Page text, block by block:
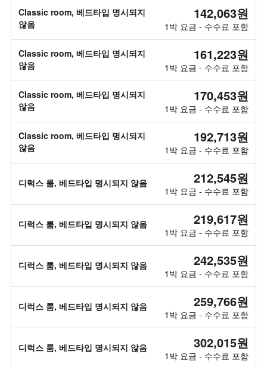
Classic room, 베드타입 명시되지
않음
142,063원
1박 요금 - 수수료 포함
Classic room, 베드타입 명시되지
않음
161,223원
1박 요금 - 수수료 포함
Classic room, 베드타입 명시되지
않음
170,453원
1박 요금 - 수수료 포함
Classic room, 베드타입 명시되지
않음
192,713원
1박 요금 - 수수료 포함
디럭스 룸, 베드타입 명시되지 않음 212,545원
1박 요금 - 수수료 포함
디럭스 룸, 베드타입 명시되지 않음 219,617원
1박 요금 - 수수료 포함
디럭스 룸, 베드타입 명시되지 않음 242,535원
1박 요금 - 수수료 포함
디럭스 룸, 베드타입 명시되지 않음 259,766원
1박 요금 - 수수료 포함
디럭스 룸, 베드타입 명시되지 않음 302,015원
1박 요금 - 수수료 포함